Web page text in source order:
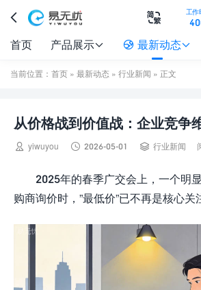
 工作

首页 产品展示  最新动态
当前位置： 首页 » 最新动态 » 行业新闻 » 正文
从价格战到价值战：企业竞争
 yiwuyou  2026-05-01  行业新闻
2025年的春季广交会上，一个明
购商询价时，”最低价”已不再是核心关